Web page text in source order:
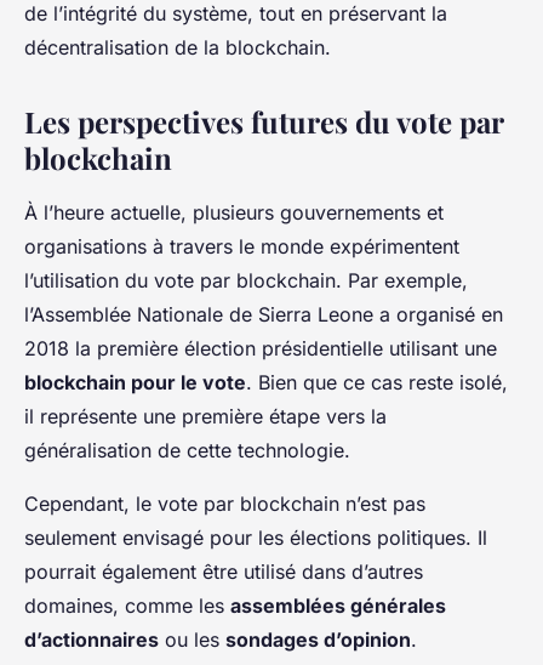
de l’intégrité du système, tout en préservant la
décentralisation de la blockchain.
Les perspectives futures du vote par
blockchain
À l’heure actuelle, plusieurs gouvernements et
organisations à travers le monde expérimentent
l’utilisation du vote par blockchain. Par exemple,
l’Assemblée Nationale de Sierra Leone a organisé en
2018 la première élection présidentielle utilisant une
blockchain pour le vote. Bien que ce cas reste isolé,
il représente une première étape vers la
généralisation de cette technologie.
Cependant, le vote par blockchain n’est pas
seulement envisagé pour les élections politiques. Il
pourrait également être utilisé dans d’autres
domaines, comme les assemblées générales
d’actionnaires ou les sondages d’opinion.